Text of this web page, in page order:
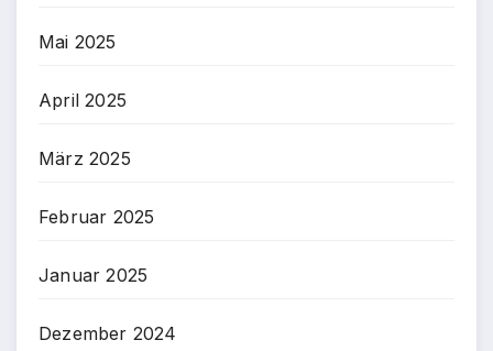
Mai 2025
April 2025
März 2025
Februar 2025
Januar 2025
Dezember 2024